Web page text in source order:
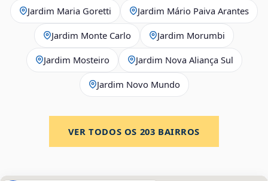
Jardim Maria Goretti Jardim Mário Paiva Arantes
Jardim Monte Carlo Jardim Morumbi
Jardim Mosteiro Jardim Nova Aliança Sul
Jardim Novo Mundo
VER TODOS OS 203 BAIRROS